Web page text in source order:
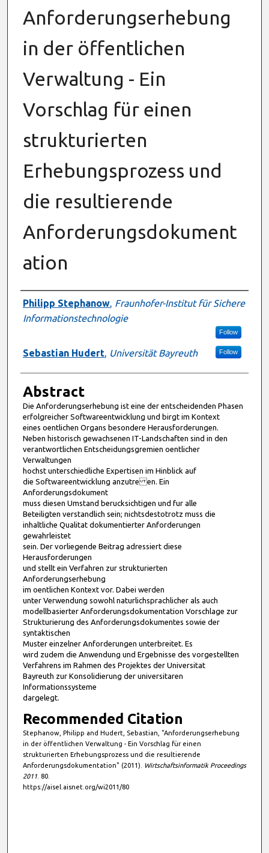
Anforderungserhebung
in der öffentlichen
Verwaltung - Ein
Vorschlag für einen
strukturierten
Erhebungsprozess und
die resultierende
Anforderungsdokument
ation
Authors
Philipp Stephanow, Fraunhofer-Institut für Sichere
Informationstechnologie
Follow
Sebastian Hudert, Universität Bayreuth Follow
Abstract
Die Anforderungserhebung ist eine der entscheidenden Phasen
erfolgreicher Softwareentwicklung und birgt im Kontext
eines o entlichen Organs besondere Herausforderungen.
Neben historisch gewachsenen IT-Landschaften sind in den
verantwortlichen Entscheidungsgremien o entlicher
Verwaltungen
hochst unterschiedliche Expertisen im Hinblick auf
die Softwareentwicklung anzutre en. Ein
Anforderungsdokument
muss diesen Umstand berucksichtigen und fur alle
Beteiligten verstandlich sein; nichtsdestotrotz muss die
inhaltliche Qualitat dokumentierter Anforderungen
gewahrleistet
sein. Der vorliegende Beitrag adressiert diese
Herausforderungen
und stellt ein Verfahren zur strukturierten
Anforderungserhebung
im o entlichen Kontext vor. Dabei werden
unter Verwendung sowohl naturlichsprachlicher als auch
modellbasierter Anforderungsdokumentation Vorschlage zur
Strukturierung des Anforderungsdokumentes sowie der
syntaktischen
Muster einzelner Anforderungen unterbreitet. Es
wird zudem die Anwendung und Ergebnisse des vorgestellten
Verfahrens im Rahmen des Projektes der Universitat
Bayreuth zur Konsolidierung der universitaren
Informationssysteme
dargelegt.
Recommended Citation
Stephanow, Philipp and Hudert, Sebastian, "Anforderungserhebung
in der öffentlichen Verwaltung - Ein Vorschlag für einen
strukturierten Erhebungsprozess und die resultierende
Anforderungsdokumentation" (2011).
Wirtschaftsinformatik Proceedings
2011. 80.
https://aisel.aisnet.org/wi2011/80